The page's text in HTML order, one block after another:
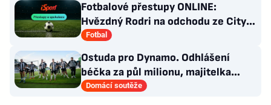
Fotbalové přestupy ONLINE:
Hvězdný Rodri na odchodu ze City.
Zidane má nové angažmá
Fotbal
Ostuda pro Dynamo. Odhlášení
béčka za půl milionu, majitelka
odmítla nabídku kraje
Domácí soutěže